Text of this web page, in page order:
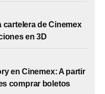
cartelera de Cinemex
en 3D
en Cinemex: A partir
comprar boletos